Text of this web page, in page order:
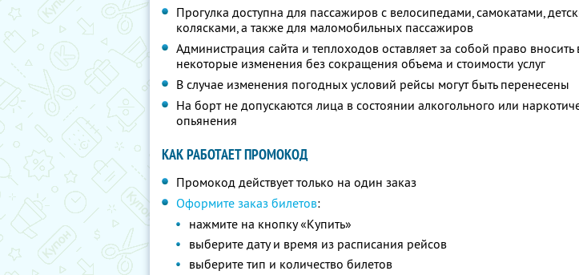
Прогулка доступна для пассажиров с велосипедами, самокатами,
колясками, а также для маломобильных пассажиров
Администрация сайта и теплоходов оставляет за собой право
некоторые изменения без сокращения объема и стоимости услуг
В случае изменения погодных условий рейсы могут быть перенесены
На борт не допускаются лица в состоянии алкогольного или
опьянения
КАК РАБОТАЕТ ПРОМОКОД
Промокод действует только на один заказ
Оформите заказ билетов:
нажмите на кнопку «Купить»
выберите дату и время из расписания рейсов
выберите тип и количество билетов